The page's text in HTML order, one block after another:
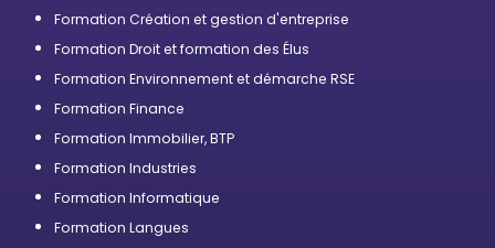
Formation Création et gestion d'entreprise
Formation Droit et formation des Élus
Formation Environnement et démarche RSE
Formation Finance
Formation Immobilier, BTP
Formation Industries
Formation Informatique
Formation Langues